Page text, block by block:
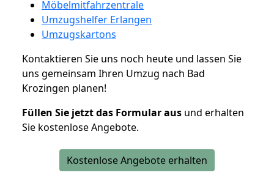
Möbelmitfahrzentrale
Umzugshelfer Erlangen
Umzugskartons
Kontaktieren Sie uns noch heute und lassen Sie
uns gemeinsam Ihren Umzug nach Bad
Krozingen planen!
Füllen Sie jetzt das Formular aus und erhalten
Sie kostenlose Angebote.
Kostenlose Angebote erhalten